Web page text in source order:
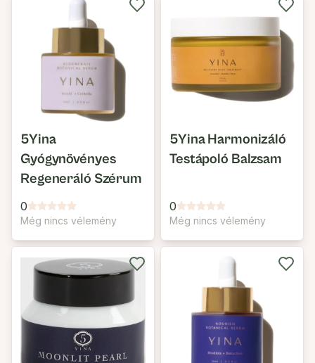
5Yina
Gyógynövényes
Regeneráló Szérum
0
Még nincs vélemény
5Yina Harmonizáló
Testápoló Balzsam
0
Még nincs vélemény